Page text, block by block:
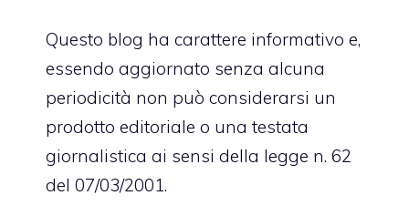
Questo blog ha carattere informativo e,
essendo aggiornato senza alcuna
periodicità non può considerarsi un
prodotto editoriale o una testata
giornalistica ai sensi della legge n. 62
del 07/03/2001.